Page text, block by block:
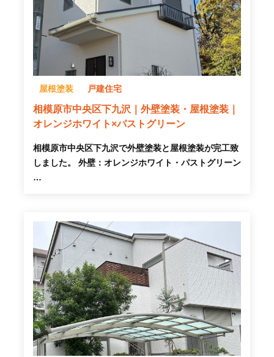
屋根塗装 戸建住宅
相模原市中央区下九沢｜外壁塗装・屋根塗装｜
オレンジホワイト×パストグリーン
相模原市中央区下九沢で外壁塗装と屋根塗装が完工致
しました。 外壁：オレンジホワイト・パストグリーン
…